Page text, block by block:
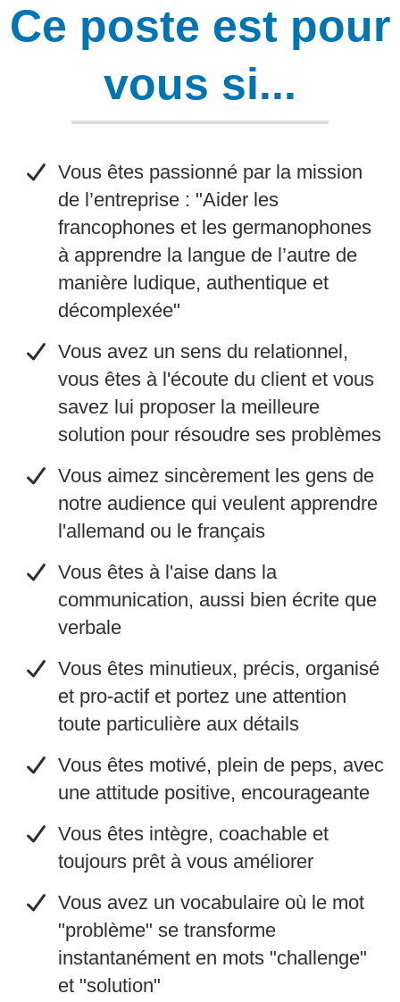
Ce poste est pour
vous si...
​Vous êtes passionné par la mission
de l’entreprise : "Aider les
francophones et les germanophones
à apprendre la langue de l’autre de
manière ludique, authentique et
décomplexée"
​Vous avez un sens du relationnel,
vous êtes à l'écoute du client et vous
savez lui proposer la meilleure
solution pour résoudre ses problèmes
​Vous aimez sincèrement les gens de
notre audience qui veulent apprendre
l'allemand ou le français
​Vous êtes à l'aise dans la
communication, aussi bien écrite que
verbale
​Vous êtes minutieux, précis, organisé
et pro-actif et portez une attention
toute particulière aux détails
​Vous êtes motivé, plein de peps, avec
une attitude positive, encourageante
​Vous êtes intègre, coachable et
toujours prêt à vous améliorer
​Vous avez un vocabulaire où le mot
"problème" se transforme
instantanément en mots "challenge"
et "solution"